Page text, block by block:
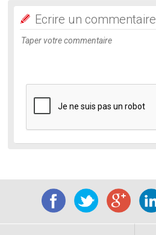
Ecrire un commentaire